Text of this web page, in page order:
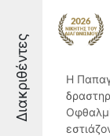
Διακριθέντες
Η